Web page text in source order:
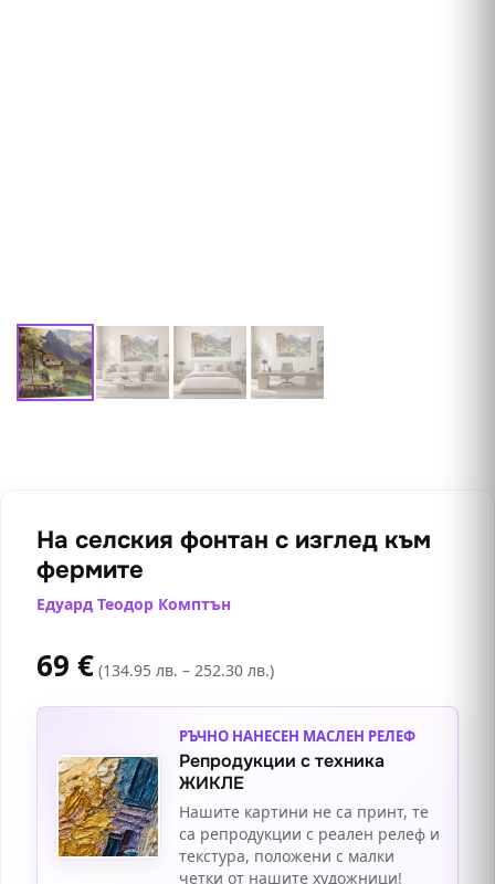
На селския фонтан с изглед към
фермите
Едуард Теодор Комптън
69 € (134.95 лв. – 252.30 лв.)
РЪЧНО НАНЕСЕН МАСЛЕН РЕЛЕФ
Репродукции с техника
ЖИКЛЕ
Нашите картини не са принт, те
са репродукции с реален релеф и
текстура, положени с малки
четки от нашите художници!